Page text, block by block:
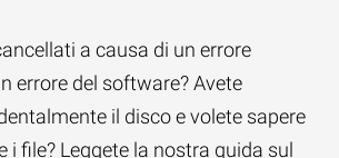
a causa di un errore
errore del software? Avete
il disco e volete sapere
i file? Leggete la nostra guida sul